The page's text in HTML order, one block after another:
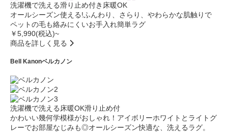
洗濯機で洗える滑り止め付き 床暖OK
オールシーズン使える!ふんわり、さらり、やわらかな肌触りで
ペットの毛も絡みにくいお手入れ簡単ラグ
￥5,990(税込)~
商品を詳しく見る
Bell Kanonベルカノン
洗濯機で洗える 床暖OK滑り止め付
かわいい幾何学模様がおしゃれ！アイボリーホワイトとライトグ
レーでお部屋なじみも◎オールシーズン快適な、洗えるラグ。